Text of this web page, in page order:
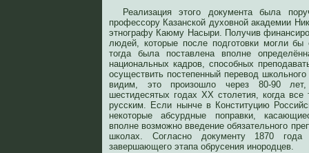
Реализация этого документа была
профессору Казанской духовной академии
этнографу Каюму Насыри. Получив
людей, которые после подготовки могли бы
тогда была поставлена вполне
национальных кадров, способных
осуществить постепенный перевод
видим, это произошло через 80-90
шестидесятых годах ХХ столетия, когда
русским. Если нынче в Конституцию
некоторые абсурдные поправки,
вполне возможно введение обязательного
школах. Согласно документу 1870
завершающего этапа обрусения инородцев.